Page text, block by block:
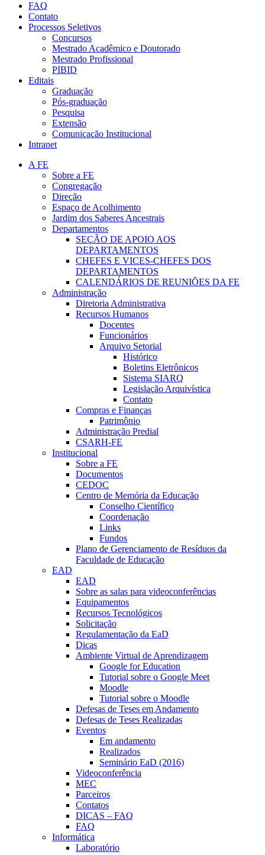
FAQ
Contato
Processos Seletivos
Concursos
Mestrado Acadêmico e Doutorado
Mestrado Profissional
PIBID
Editais
Graduação
Pós-graduação
Pesquisa
Extensão
Comunicação Institucional
Intranet
A FE
Sobre a FE
Congregação
Direção
Espaço de Acolhimento
Jardim dos Saberes Ancestrais
Departamentos
SEÇÃO DE APOIO AOS
DEPARTAMENTOS
CHEFES E VICES-CHEFES DOS
DEPARTAMENTOS
CALENDÁRIOS DE REUNIÕES DA FE
Administração
Diretoria Administrativa
Recursos Humanos
Docentes
Funcionários
Arquivo Setorial
Histórico
Boletins Eletrônicos
Sistema SIARQ
Legislação Arquivística
Contato
Compras e Finanças
Patrimônio
Administração Predial
CSARH-FE
Institucional
Sobre a FE
Documentos
CEDOC
Centro de Memória da Educação
Conselho Científico
Coordenação
Links
Fundos
Plano de Gerenciamento de Resíduos da
Faculdade de Educação
EAD
EAD
Sobre as salas para videoconferências
Equipamentos
Recursos Tecnológicos
Solicitação
Regulamentação da EaD
Dicas
Ambiente Virtual de Aprendizagem
Google for Education
Tutorial sobre o Google Meet
Moodle
Tutorial sobre o Moodle
Defesas de Teses em Andamento
Defesas de Teses Realizadas
Eventos
Em andamento
Realizados
Seminário EaD (2016)
Videoconferência
MEC
Parceiros
Contatos
DICAS – FAQ
FAQ
Informática
Laboratório